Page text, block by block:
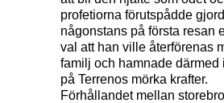
profetiorna förutspådde
någonstans på första resan
val att han ville återförenas
familj och hamnade därmed
på Terrenos mörka krafter.
Förhållandet mellan